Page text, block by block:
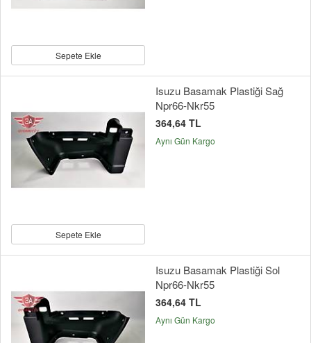
Sepete Ekle
Sepete Ekle
Isuzu Basamak Plastiği Sağ
Npr66-Nkr55
364,64 TL
Aynı Gün Kargo
Isuzu Basamak Plastiği Sol
Npr66-Nkr55
364,64 TL
Aynı Gün Kargo